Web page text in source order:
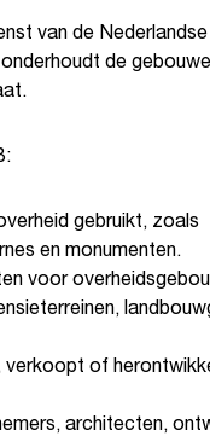
van de Nederlandse
de
gebruikt, zoals
en monumenten.
voor
verkoopt of
architecten,